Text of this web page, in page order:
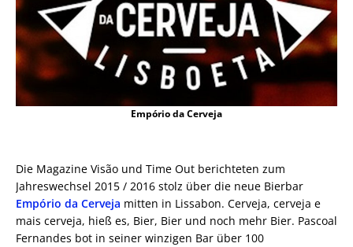
Empório da Cerveja
Die Magazine Visão und Time Out berichteten zum
Jahreswechsel 2015 / 2016 stolz über die neue Bierbar
Empório da Cerveja mitten in Lissabon. Cerveja, cerveja e
mais cerveja, hieß es, Bier, Bier und noch mehr Bier. Pascoal
Fernandes bot in seiner winzigen Bar über 100